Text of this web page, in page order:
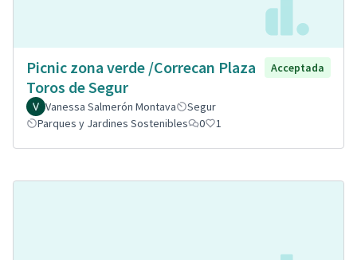
Picnic zona verde /Correcan Plaza
Toros de Segur
Acceptada
Vanessa Salmerón Montava
Segur
Parques y Jardines Sostenibles
0 1